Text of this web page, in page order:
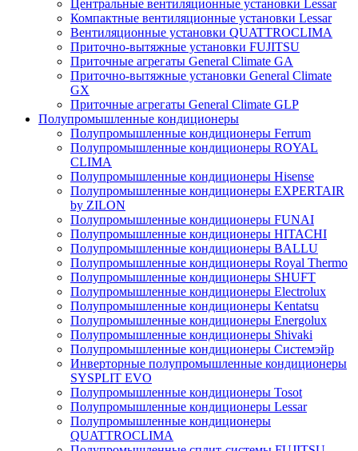
Центральные вентиляционные установки Lessar
Компактные вентиляционные установки Lessar
Вентиляционные установки QUATTROCLIMA
Приточно-вытяжные установки FUJITSU
Приточные агрегаты General Climate GA
Приточно-вытяжные установки General Climate
GX
Приточные агрегаты General Climate GLP
Полупромышленные кондиционеры
Полупромышленные кондиционеры Ferrum
Полупромышленные кондиционеры ROYAL
CLIMA
Полупромышленные кондиционеры Hisense
Полупромышленные кондиционеры EXPERTAIR
by ZILON
Полупромышленные кондиционеры FUNAI
Полупромышленные кондиционеры HITACHI
Полупромышленные кондиционеры BALLU
Полупромышленные кондиционеры Royal Thermo
Полупромышленные кондиционеры SHUFT
Полупромышленные кондиционеры Electrolux
Полупромышленные кондиционеры Kentatsu
Полупромышленные кондиционеры Energolux
Полупромышленные кондиционеры Shivaki
Полупромышленные кондиционеры Системэйр
Инверторные полупромышленные кондиционеры
SYSPLIT EVO
Полупромышленные кондиционеры Tosot
Полупромышленные кондиционеры Lessar
Полупромышленные кондиционеры
QUATTROCLIMA